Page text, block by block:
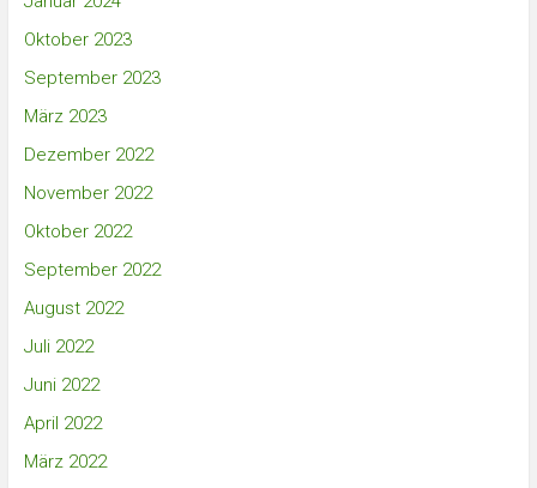
Oktober 2023
September 2023
März 2023
Dezember 2022
November 2022
Oktober 2022
September 2022
August 2022
Juli 2022
Juni 2022
April 2022
März 2022